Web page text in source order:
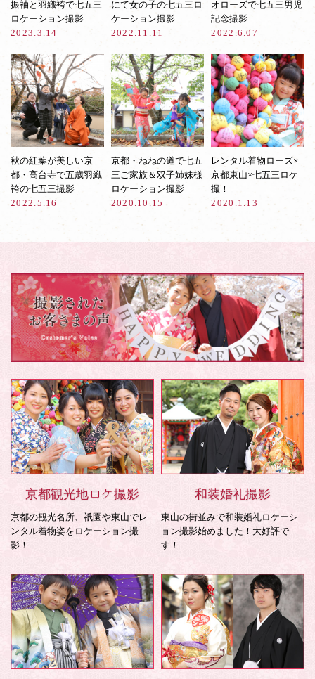
振袖と羽織袴で七五三
ロケーション撮影
2023.3.14
にて女の子の七五三ロ
ケーション撮影
2022.11.11
オローズで七五三男児
記念撮影
2022.6.07
秋の紅葉が美しい京
都・高台寺で五歳羽織
袴の七五三撮影
2022.5.16
京都・ねねの道で七五
三ご家族＆双子姉妹様
ロケーション撮影
2020.10.15
レンタル着物ローズ×
京都東山×七五三ロケ
撮！
2020.1.13
京都観光地ロケ撮影
京都の観光名所、祇園や東山でレ
ンタル着物姿をロケーション撮
影！
和装婚礼撮影
東山の街並みで和装婚礼ロケーシ
ョン撮影始めました！大好評で
す！